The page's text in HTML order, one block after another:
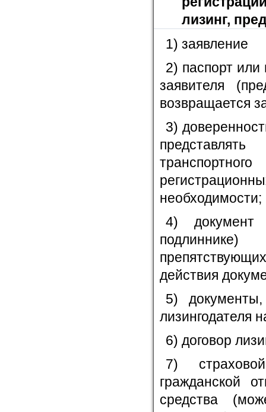
лизинг,
1) заявление
2) паспорт
заявителя
возвращается
3)
необходимости;
4)
действия
5)
лизингодателя
6) договор
7)
гражданской
средства